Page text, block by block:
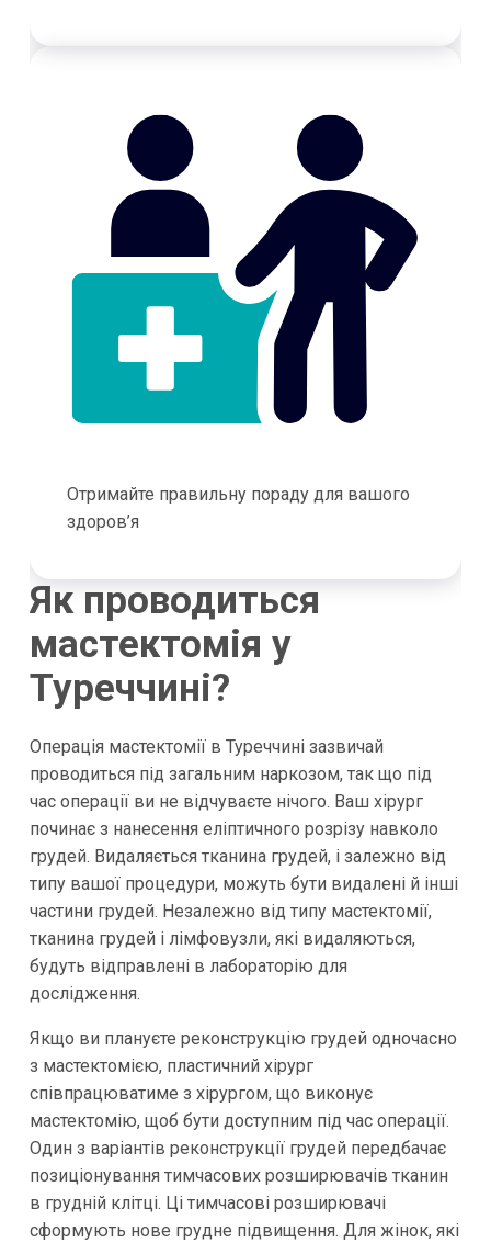
Отримайте правильну пораду для вашого
здоров’я
Як проводиться
мастектомія у
Туреччині?
Операція мастектомії в Туреччині зазвичай
проводиться під загальним наркозом, так що під
час операції ви не відчуваєте нічого. Ваш хірург
починає з нанесення еліптичного розрізу навколо
грудей. Видаляється тканина грудей, і залежно від
типу вашої процедури, можуть бути видалені й інші
частини грудей. Незалежно від типу мастектомії,
тканина грудей і лімфовузли, які видаляються,
будуть відправлені в лабораторію для
дослідження.
Якщо ви плануєте реконструкцію грудей одночасно
з мастектомією, пластичний хірург
співпрацюватиме з хірургом, що виконує
мастектомію, щоб бути доступним під час операції.
Один з варіантів реконструкції грудей передбачає
позиціонування тимчасових розширювачів тканин
в грудній клітці. Ці тимчасові розширювачі
сформують нове грудне підвищення. Для жінок, які